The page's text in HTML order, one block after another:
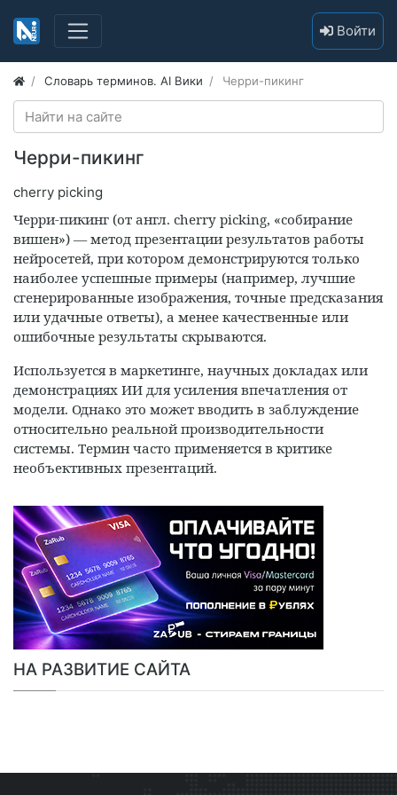
Войти
Словарь терминов. AI Вики Черри-пикинг
Черри-пикинг
cherry picking
Черри-пикинг (от англ. cherry picking, «собирание
вишен») — метод презентации результатов работы
нейросетей, при котором демонстрируются только
наиболее успешные примеры (например, лучшие
сгенерированные изображения, точные предсказания
или удачные ответы), а менее качественные или
ошибочные результаты скрываются.
Используется в маркетинге, научных докладах или
демонстрациях ИИ для усиления впечатления от
модели. Однако это может вводить в заблуждение
относительно реальной производительности
системы. Термин часто применяется в критике
необъективных презентаций.
НА РАЗВИТИЕ САЙТА